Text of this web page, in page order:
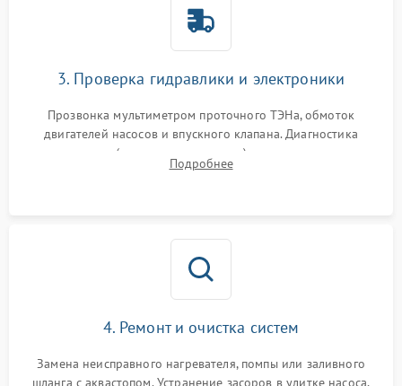
3. Проверка гидравлики и электроники
Прозвонка мультиметром проточного ТЭНа, обмоток
двигателей насосов и впускного клапана. Диагностика
прессостата (датчика уровня воды), датчика мутности,
концевика дверцы и электронного модуля управления.
Подробнее
4. Ремонт и очистка систем
Замена неисправного нагревателя, помпы или заливного
шланга с аквастопом. Устранение засоров в улитке насоса,